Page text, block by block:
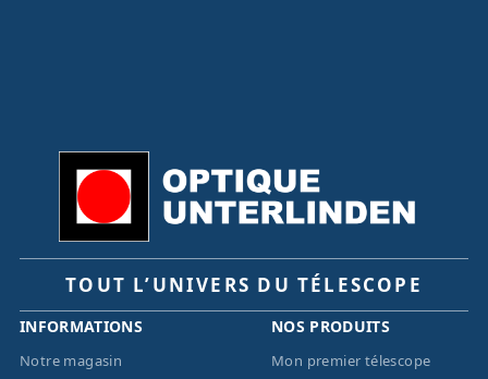
TOUT L’UNIVERS DU TÉLESCOPE
INFORMATIONS
Notre magasin
NOS PRODUITS
Mon premier télescope